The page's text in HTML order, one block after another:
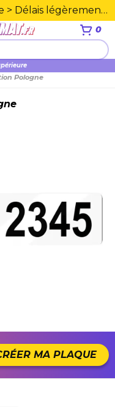
😎 Vacances d'été cette semaine > Délais légèrement rallongés. Merci☀️
0
Pologne
MA PLAQUE